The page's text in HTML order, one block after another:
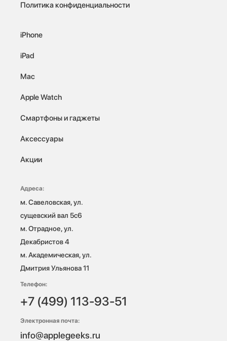
Политика конфиденциальности
iPhone
iPad
Mac
Apple Watch
Смартфоны и гаджеты
Аксессуары
Акции
Адреса:
м. Савеловская, ул.
сущевский вал 5с6
м. Отрадное, ул.
Декабристов 4
м. Академическая, ул.
Дмитрия Ульянова 11
Телефон:
+7 (499) 113-93-51
Электронная почта:
info@applegeeks.ru